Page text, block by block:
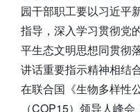
园干部职工要以习近平
指导，深入学习贯彻党
平生态文明思想同贯彻
讲话重要指示精神相结
在联合国《生物多样性
（COP15）领导人峰